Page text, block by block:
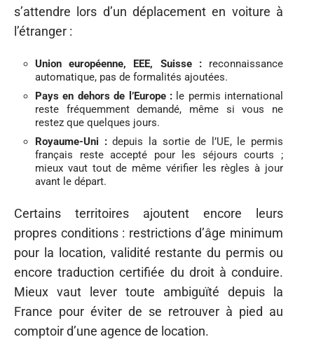
s’attendre lors d’un déplacement en voiture à
l’étranger :
Union européenne, EEE, Suisse :reconnaissance
automatique, pas de formalités ajoutées.
Pays en dehors de l’Europe :le permis international
reste fréquemment demandé, même si vous ne
restez que quelques jours.
Royaume-Uni :depuis la sortie de l’UE, le permis
français reste accepté pour les séjours courts ;
mieux vaut tout de même vérifier les règles à jour
avant le départ.
Certains territoires ajoutent encore leurs
propres conditions : restrictions d’âge minimum
pour la location, validité restante du permis ou
encore traduction certifiée du droit à conduire.
Mieux vaut lever toute ambiguïté depuis la
France pour éviter de se retrouver à pied au
comptoir d’une agence de location.